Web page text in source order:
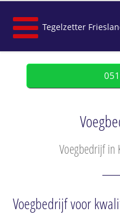
Tegelzetter
Voegbedrijf in
Voegbedrijf voor